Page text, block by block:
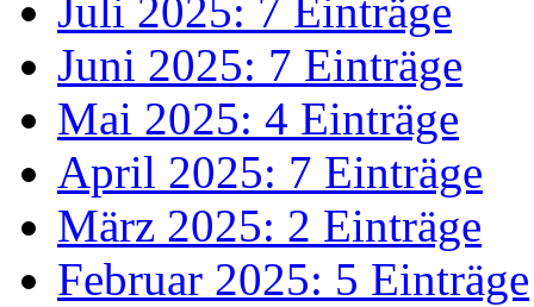
Juli 2025: 7 Einträge
Juni 2025: 7 Einträge
Mai 2025: 4 Einträge
April 2025: 7 Einträge
März 2025: 2 Einträge
Februar 2025: 5 Einträge